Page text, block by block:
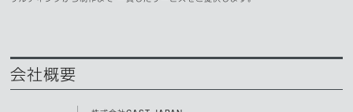
会社概要